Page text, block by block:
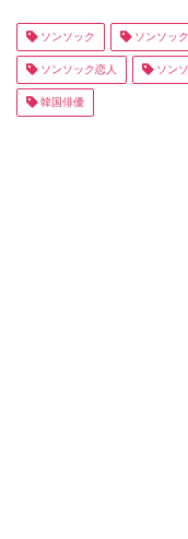
ソンソック ソンソッ
ソンソック恋人 ソン
韓国俳優